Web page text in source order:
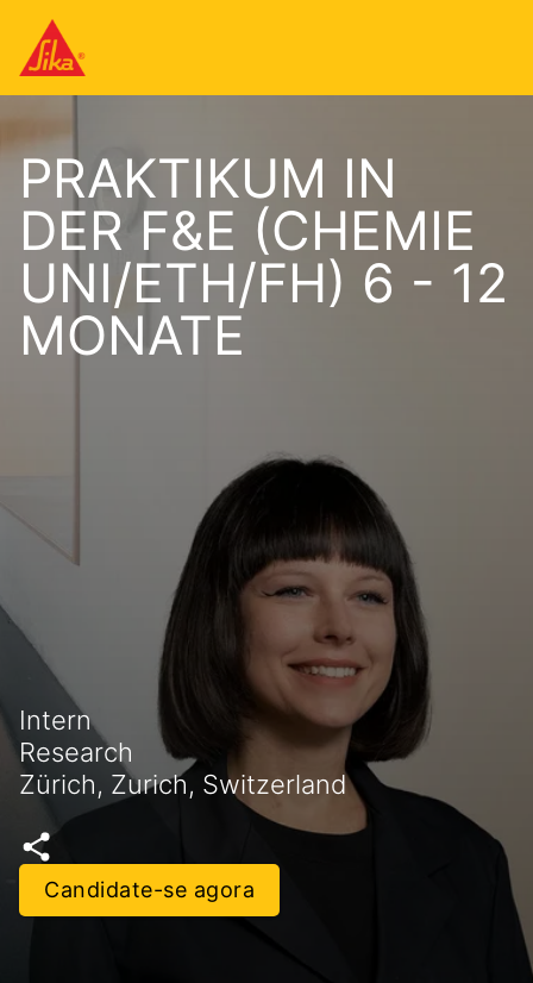
PRAKTIKUM IN
DER F&E (CHEMIE
UNI/ETH/FH) 6 - 12
MONATE
Intern
Research
Zürich, Zurich, Switzerland
Candidate-se agora